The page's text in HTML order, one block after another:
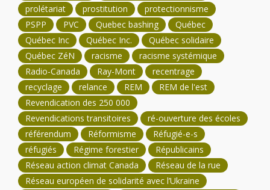
prolétariat
prostitution
protectionnisme
PSPP
PVC Quebec bashing
Québec
Québec Inc
Québec Inc.
Québec solidaire
Québec ZéN
racisme
racisme systémique
Radio-Canada
Ray-Mont
recentrage
recyclage
relance REM
REM de l'est
Revendication des 250 000
Revendications transitoires
ré-ouverture des écoles
référendum
Réformisme
Réfugié-e-s
réfugiés
Régime forestier
Républicains
Réseau action climat Canada
Réseau de la rue
Réseau européen de solidarité avec l’Ukraine